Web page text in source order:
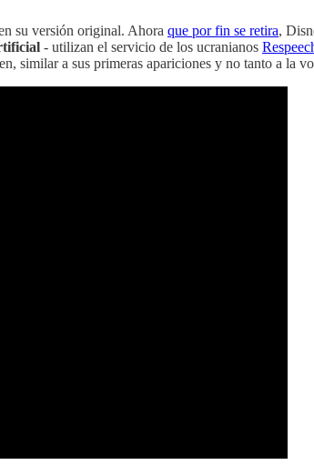
su versión original. Ahora que por fin se retira,
- utilizan el servicio de los ucranianos
similar a sus primeras apariciones y no tanto a la